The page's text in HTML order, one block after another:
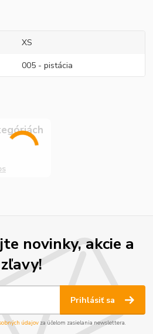
XS
005 - pistácia
novinky, akcie a
zľavy!
Prihlásiť sa
údajov za účelom zasielania newslettera.